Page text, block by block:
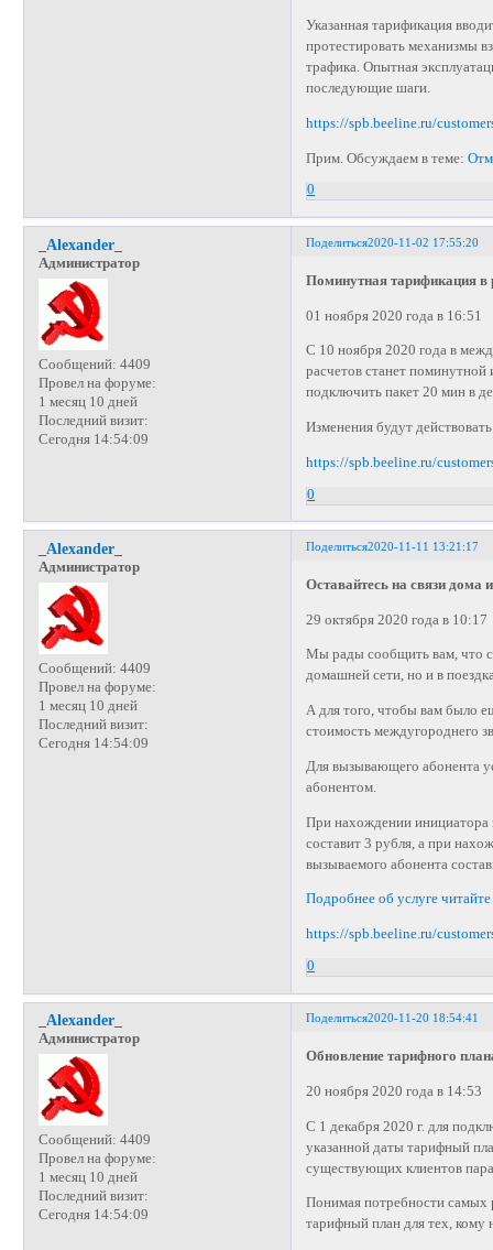
Указанная тарификация
протестировать механизмы
трафика. Опытная
последующие шаги.
https://spb.beeline.ru/
Прим. Обсуждаем в теме:
0
Поделиться2020-11-02 17:55:20
_Alexander_
Администратор
Сообщений: 4409
Провел на форуме:
1 месяц 10 дней
Последний визит:
Сегодня 14:54:09
Поминутная тарификация в
01 ноября 2020 года в 16:51
C 10 ноября 2020 года в
расчетов станет поминутной
подключить пакет 20 мин в
Изменения будут
https://spb.beeline.ru/
0
Поделиться2020-11-11 13:21:17
_Alexander_
Администратор
Сообщений: 4409
Провел на форуме:
1 месяц 10 дней
Последний визит:
Сегодня 14:54:09
Оставайтесь на связи дома
29 октября 2020 года в 10:17
Мы рады сообщить вам, что с
домашней сети, но и в
А для того, чтобы вам было
стоимость междугороднего
Для вызывающего абонента
абонентом.
При нахождении инициатора
составит 3 рубля, а при
вызываемого абонента
Подробнее об услуге читайте
https://spb.beeline.ru/
0
Поделиться2020-11-20 18:54:41
_Alexander_
Администратор
Сообщений: 4409
Провел на форуме:
1 месяц 10 дней
Последний визит:
Сегодня 14:54:09
Обновление тарифного
20 ноября 2020 года в 14:53
С 1 декабря 2020 г. для
указанной даты тарифный
существующих клиентов
Понимая потребности самых
тарифный план для тех, кому